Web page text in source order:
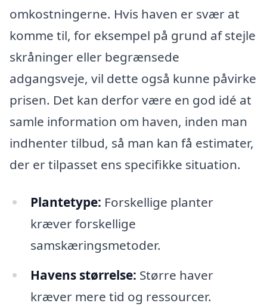
omkostningerne. Hvis haven er svær at
komme til, for eksempel på grund af stejle
skråninger eller begrænsede
adgangsveje, vil dette også kunne påvirke
prisen. Det kan derfor være en god idé at
samle information om haven, inden man
indhenter tilbud, så man kan få estimater,
der er tilpasset ens specifikke situation.
Plantetype: Forskellige planter
kræver forskellige
samskæringsmetoder.
Havens størrelse: Større haver
kræver mere tid og ressourcer.